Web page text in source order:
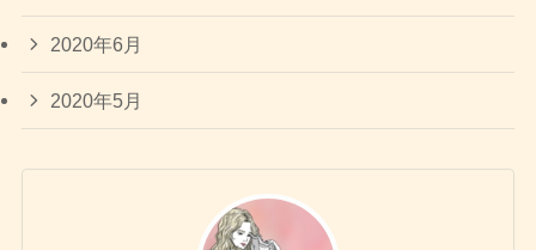
2020年6月
2020年5月